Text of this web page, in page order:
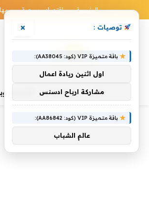
الرئيسية اقتصاد وبورصة
الرئيسية اقتصاد
توصيات : ×
باقة متميزة VIP (كود: AA38045):
اول اثنين ريادة اعمال
مشاركة ارباح ادسنس
باقة متميزة VIP (كود: AA86842):
عالم الشباب